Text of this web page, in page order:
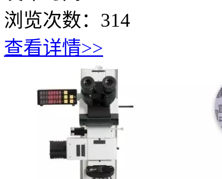
浏览次数： 314
查看详情>>